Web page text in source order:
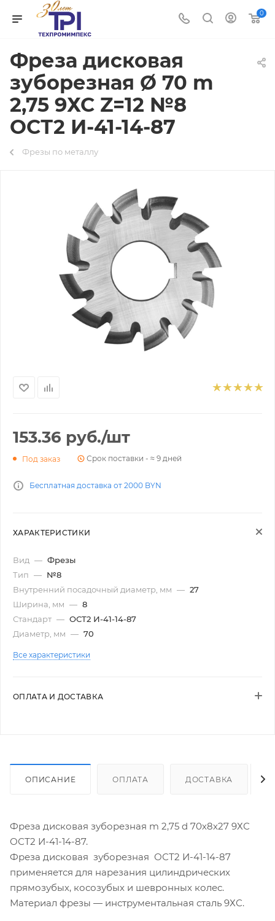
0
Фреза дисковая
зуборезная Ø 70 m
2,75 9ХС Z=12 №8
ОСТ2 И-41-14-87
Фрезы по металлу
153.36 руб./шт
Под заказ Срок поставки - ≈ 9 дней
Бесплатная доставка от 2000 BYN
ХАРАКТЕРИСТИКИ
Вид — Фрезы
Тип — №8
Внутренний посадочный диаметр, мм — 27
Ширина, мм — 8
Стандарт — ОСТ2 И-41-14-87
Диаметр, мм — 70
Все характеристики
ОПЛАТА И ДОСТАВКА
ОПИСАНИЕ ОПЛАТА ДОСТАВКА
Фреза дисковая зуборезная m 2,75 d 70х8х27 9ХС
ОСТ2 И-41-14-87.
Фреза дисковая зуборезная ОСТ2 И-41-14-87
применяется для нарезания цилиндрических
прямозубых, косозубых и шевронных колес.
Материал фрезы — инструментальная сталь 9ХС.